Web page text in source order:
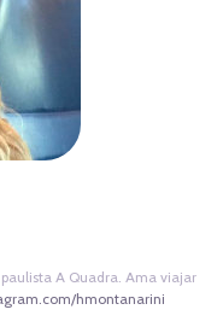
A Quadra. Ama viajar
hmontanarini